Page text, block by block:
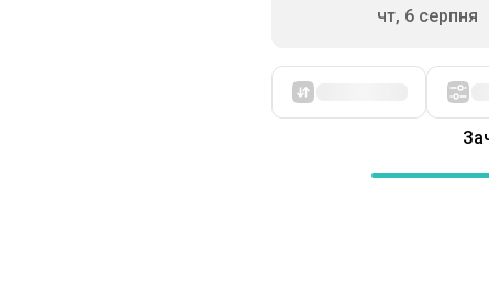
чт, 6 серпня